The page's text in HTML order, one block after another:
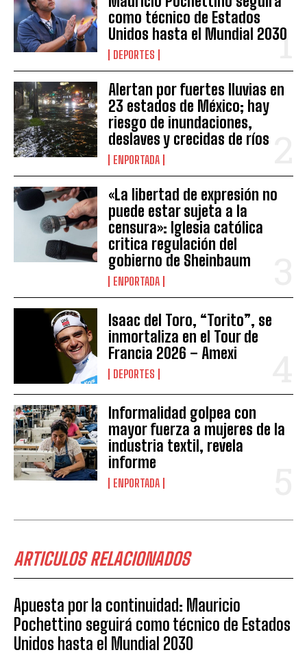
como técnico de Estados
Unidos hasta el Mundial 2030
DEPORTES
Alertan por fuertes lluvias en
23 estados de México; hay
riesgo de inundaciones,
deslaves y crecidas de ríos
ENPORTADA
«La libertad de expresión no
puede estar sujeta a la
censura»: Iglesia católica
critica regulación del
gobierno de Sheinbaum
ENPORTADA
Isaac del Toro, “Torito”, se
inmortaliza en el Tour de
Francia 2026 – Amexi
DEPORTES
Informalidad golpea con
mayor fuerza a mujeres de la
industria textil, revela
informe
ENPORTADA
ARTICULOS RELACIONADOS
Apuesta por la continuidad: Mauricio
Pochettino seguirá como técnico de Estados
Unidos hasta el Mundial 2030